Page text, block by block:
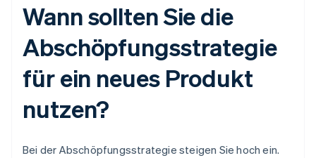
Wann sollten Sie die
Abschöpfungsstrategie
für ein neues Produkt
nutzen?
Bei der Abschöpfungsstrategie steigen Sie hoch ein.